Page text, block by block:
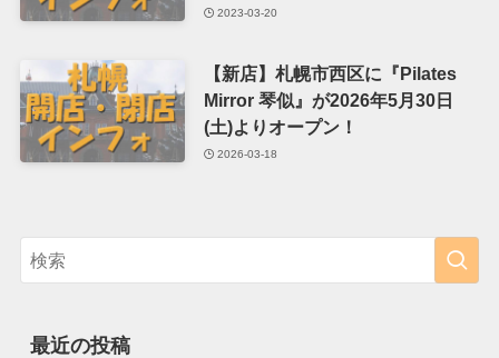
2023-03-20
【新店】札幌市西区に『Pilates
Mirror 琴似』が2026年5月30日
(土)よりオープン！
2026-03-18
最近の投稿